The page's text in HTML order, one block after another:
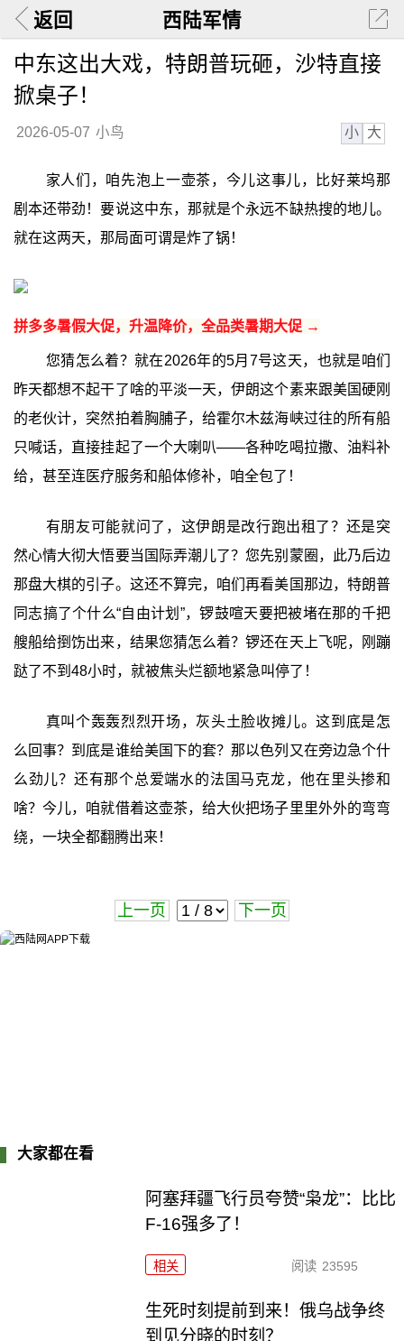
返回 西陆军情
中东这出大戏，特朗普玩砸，沙特直接
掀桌子！
2026-05-07 小鸟 小 大
家人们，咱先泡上一壶茶，今儿这事儿，比好莱坞那
剧本还带劲！要说这中东，那就是个永远不缺热搜的地儿。
就在这两天，那局面可谓是炸了锅！
拼多多暑假大促，升温降价，全品类暑期大促 →
您猜怎么着？就在2026年的5月7号这天，也就是咱们
昨天都想不起干了啥的平淡一天，伊朗这个素来跟美国硬刚
的老伙计，突然拍着胸脯子，给霍尔木兹海峡过往的所有船
只喊话，直接挂起了一个大喇叭——各种吃喝拉撒、油料补
给，甚至连医疗服务和船体修补，咱全包了！
有朋友可能就问了，这伊朗是改行跑出租了？还是突
然心情大彻大悟要当国际弄潮儿了？您先别蒙圈，此乃后边
那盘大棋的引子。这还不算完，咱们再看美国那边，特朗普
同志搞了个什么“自由计划”，锣鼓喧天要把被堵在那的千把
艘船给捯饬出来，结果您猜怎么着？锣还在天上飞呢，刚蹦
跶了不到48小时，就被焦头烂额地紧急叫停了！
真叫个轰轰烈烈开场，灰头土脸收摊儿。这到底是怎
么回事？到底是谁给美国下的套？那以色列又在旁边急个什
么劲儿？还有那个总爱端水的法国马克龙，他在里头掺和
啥？今儿，咱就借着这壶茶，给大伙把场子里里外外的弯弯
绕，一块全都翻腾出来！
上一页 下一页
大家都在看
阿塞拜疆飞行员夸赞“枭龙”：比比
F-16强多了！
相关 阅读 23595
生死时刻提前到来！俄乌战争终
到见分晓的时刻？